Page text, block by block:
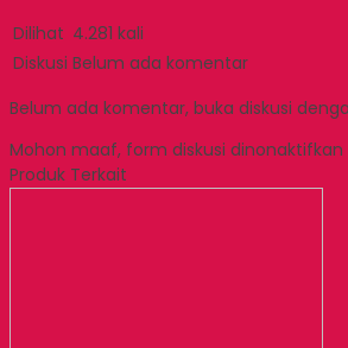
Dilihat 4.281 kali
Diskusi Belum ada komentar
Belum ada komentar, buka diskusi
Mohon maaf, form diskusi dinonaktifkan
Produk Terkait